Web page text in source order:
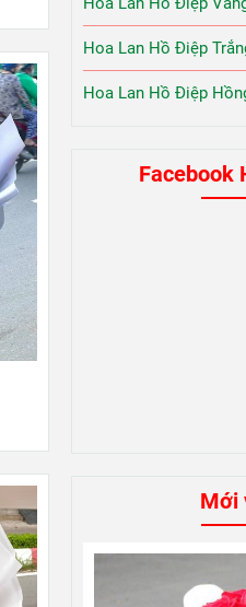
Hoa Lan Hồ Điệp
Hoa Lan Hồ Điệp
Facebook
Mới